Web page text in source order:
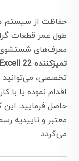
حفاظت از سیستم
طول عمر قطعات
معرف‌های
تمیزکننده Excell 22
تخصصی، می‌توانید
اقدام نموده یا
حاصل فرمایید. این
معتبر و تاییدیه
می‌گردد.